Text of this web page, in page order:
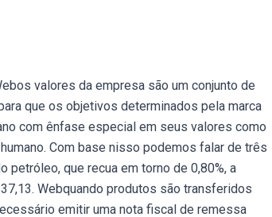
valores da empresa são um conjunto de
que os objetivos determinados pela marca
com ênfase especial em seus valores como
Com base nisso podemos falar de três
petróleo, que recua em torno de 0,80%, a
Webquando produtos são transferidos
emitir uma nota fiscal de remessa